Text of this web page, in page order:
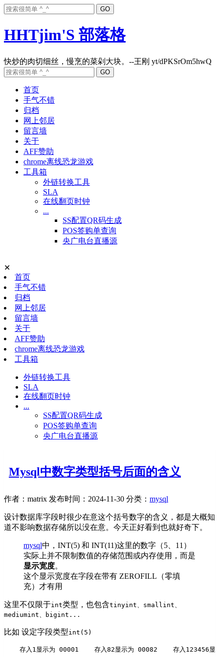
HHTjim'S 部落格
首页
手气不错
归档
网上邻居
留言墙
关于
AFF赞助
chrome离线恐龙游戏
工具箱
外链转换工具
SLA
在线翻页时钟
...
SS配置QR码生成
POS签购单查询
央广电台直播源
✕
首页
手气不错
归档
网上邻居
留言墙
关于
AFF赞助
chrome离线恐龙游戏
工具箱
外链转换工具
SLA
在线翻页时钟
...
SS配置QR码生成
POS签购单查询
央广电台直播源
Mysql中数字类型括号后面的含义
作者：matrix 发布时间：2024-11-30 分类： mysql
设计数据库字段时很少在意这个括号数字的含义，都是大概知
道不影响数据存储所以没在意。今天正好看到也就好奇下。
mysql中，INT(5) 和 INT(11)这里的数字（5、11）
实际上并不限制数值的存储范围或内存使用，而是
显示宽度。
这个显示宽度在字段在带有 ZEROFILL（零填
充）才有用
这里不仅限于int类型，也包含tinyint、smallint、
mediumint、bigint...
比如 设定字段类型int(5)
    存入1显示为 00001
    存入82显示为 00082
存入123456显